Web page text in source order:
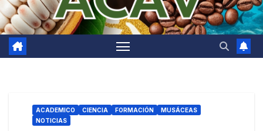
ACADEMICO CIENCIA FORMACIÓN
MUSÁCEAS
NOTICIAS